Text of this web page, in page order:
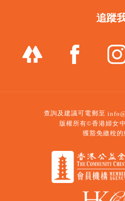
追蹤
查詢及建議可電郵至
版權所有©香港婦女
獲豁免繳稅的